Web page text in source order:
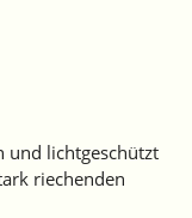
und lichtgeschützt
riechenden